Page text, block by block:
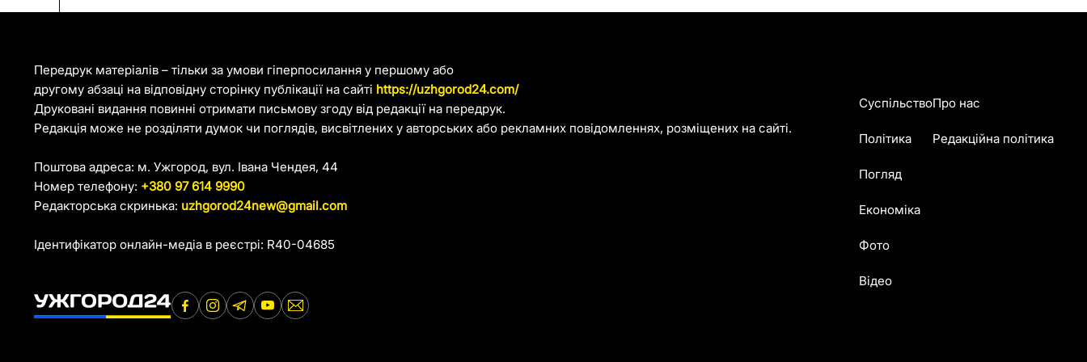
Передрук матеріалів – тільки за умови гіперпосилання у першому або
другому абзаці на відповідну сторінку публікації на сайті https://uzhgorod24.com/
Друковані видання повинні отримати письмову згоду від редакції на передрук.
Редакція може не розділяти думок чи поглядів, висвітлених у авторських або рекламних повідомленнях, розміщених на сайті.
Поштова адреса: м. Ужгород, вул. Івана Чендея, 44
Номер телефону: +380 97 614 9990
Редакторська скринька: uzhgorod24new@gmail.com
Ідентифікатор онлайн-медіа в реєстрі: R40-04685
Суспільство
Політика
Погляд
Економіка
Фото
Відео
Про нас
Редакційна політика